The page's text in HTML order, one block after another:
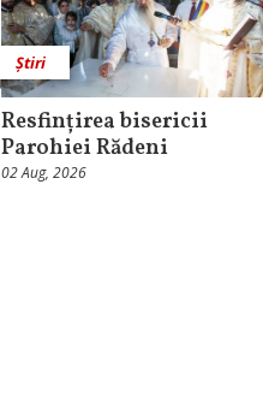
Știri
Resfințirea bisericii
Parohiei Rădeni
02 Aug, 2026